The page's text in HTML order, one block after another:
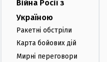
Війна Росії з
Україною
Ракетні обстріли
Карта бойових дій
Мирні переговори